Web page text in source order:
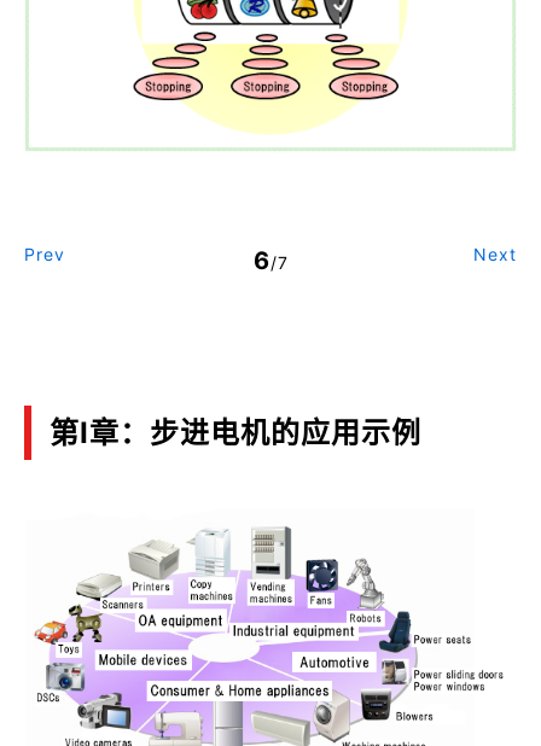
Prev 6/7 Next
第Ⅰ章：步进电机的应用示例